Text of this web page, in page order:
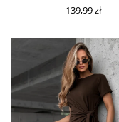
139,99 zł